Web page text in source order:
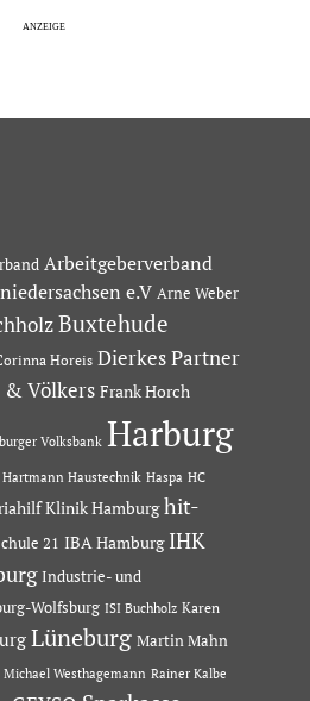
Arbeitgeberverband
e.V Arne Weber
Buxtehude
Horeis Dierkes Partner
& Völkers Frank Horch
Volksbank Harburg
Hartmann Haustechnik Haspa HC
Klinik Hamburg hit-
21 IBA Hamburg IHK
Industrie- und
Wolfsburg ISI Buchholz Karen
Lüneburg Martin Mahn
Michael Westhagemann Rainer Kalbe